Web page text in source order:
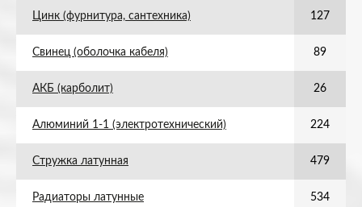
Цинк (фурнитура, сантехника) 127
Свинец (оболочка кабеля) 89
АКБ (карболит) 26
Алюминий 1-1 (электротехнический) 224
Стружка латунная 479
Радиаторы латунные 534